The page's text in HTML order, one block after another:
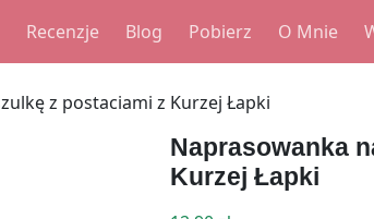
Recenzje Blog Pobierz O Mnie
z postaciami z Kurzej Łapki
Naprasowanka
Kurzej Łapki